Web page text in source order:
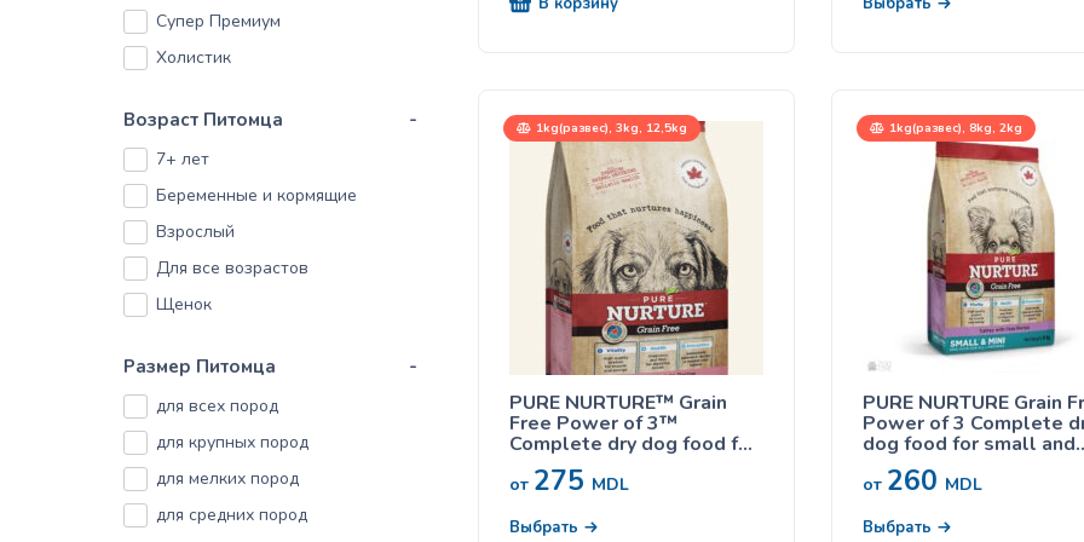
Happy Dog
Monge
Primordial
ProPlan
PURE NURTURE
Quattro
RAFI
Royal Canin
Супер Премиум
Холистик
Возраст Питомца -
7+ лет
Беременные и кормящие
Взрослый
Для все возрастов
Щенок
Размер Питомца -
для всех пород
для крупных пород
для мелких пород
для средних пород
1kg(развес), 3kg, 12,5kg
PURE NURTURE™ Grain
Free Power of 3™
Complete dry dog food for
all lifestages, no grains
salmon with potato, сухой
картофелем для собак на
от 275 MDL
Выбрать
1kg(развес), 8kg, 2kg
PURE NURTURE Grain
Power of 3 Complete
dog food for small and
mini breeds for all
lifestages no grains
индейкой для собак
от 260 MDL
Выбрать